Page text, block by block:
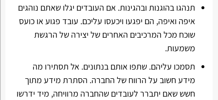
תנהגו בהוגנות ובהגינות. אם העובדים יגלו שאתם נוהגים
איפה ואיפה, הם יפגעו ויכעסו עליכם. עובד פגוע או כועס
שוכח מכל המרכיבים האחרים של יצירה של הרגשת
משמעות.
תסמכו עליהם. שתפו אותם בנתונים. אל תסתירו מה
מידע חשוב על הרווח של החברה. הסתרת מידע מתוך
חשש שאם יתברר לעובדים שהחברה מרוויחה, מיד ידרשו